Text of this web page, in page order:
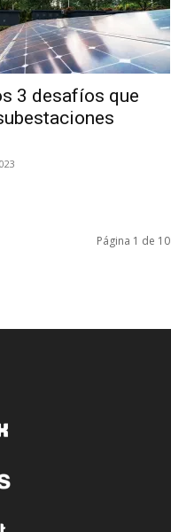
3 desafíos que
Página 1 de 10